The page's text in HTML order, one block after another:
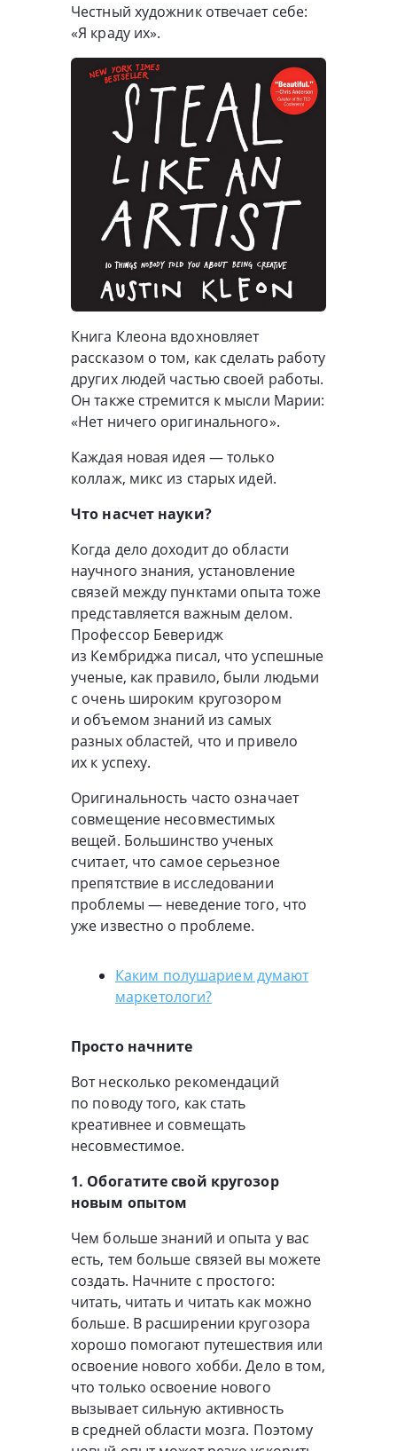
Честный художник отвечает себе:
«Я краду их».
Книга Клеона вдохновляет
рассказом о том, как сделать работу
других людей частью своей работы.
Он также стремится к мысли Марии:
«Нет ничего оригинального».
Каждая новая идея — только
коллаж, микс из старых идей.
Что насчет науки?
Когда дело доходит до области
научного знания, установление
связей между пунктами опыта тоже
представляется важным делом.
Профессор Беверидж
из Кембриджа писал, что успешные
ученые, как правило, были людьми
с очень широким кругозором
и объемом знаний из самых
разных областей, что и привело
их к успеху.
Оригинальность часто означает
совмещение несовместимых
вещей. Большинство ученых
считает, что самое серьезное
препятствие в исследовании
проблемы — неведение того, что
уже известно о проблеме.
Каким полушарием думают
маркетологи?
Просто начните
Вот несколько рекомендаций
по поводу того, как стать
креативнее и совмещать
несовместимое.
1. Обогатите свой кругозор
новым опытом
Чем больше знаний и опыта у вас
есть, тем больше связей вы можете
создать. Начните с простого:
читать, читать и читать как можно
больше. В расширении кругозора
хорошо помогают путешествия или
освоение нового хобби. Дело в том,
что только освоение нового
вызывает сильную активность
в средней области мозга. Поэтому